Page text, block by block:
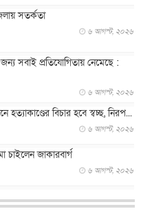
সতর্কতা
৬ আগস্ট, ২০২৬
সবাই প্রতিযোগিতায় নেমেছে :
৬ আগস্ট, ২০২৬
হত্যাকাণ্ডের বিচার হবে স্বচ্ছ, নিরপ...
৬ আগস্ট, ২০২৬
চাইলেন জাকারবার্গ
৬ আগস্ট, ২০২৬
ও যাত্রীবাহী বিমান মুখোমুখি, তদন্...